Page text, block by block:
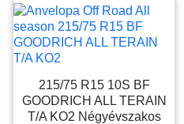
215/75 R15 10S BF
GOODRICH ALL TERAIN
T/A KO2 Négyévszakos